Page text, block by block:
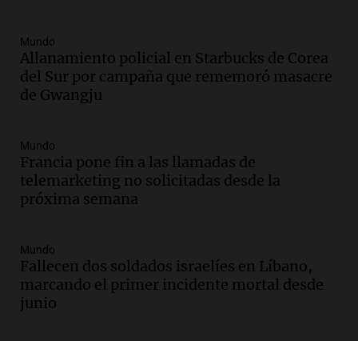
Audio.
Mundial de Natación de Invierno con
récords y atletas de 20 países
Amamos Argentina
Audio.
accidente fatal en San Luis dejó tres
jóvenes muertos y un herido grave
Panorama Federal
marcha atrás en la Ley de Tierras:
“Frenamos un saqueo de recursos”
Amamos Argentina
Episodios
Mundo
Allanamiento policial en Starbucks de Corea
del Sur por campaña que rememoró masacre
de Gwangju
Mundo
Francia pone fin a las llamadas de
telemarketing no solicitadas desde la
próxima semana
Mundo
Fallecen dos soldados israelíes en Líbano,
marcando el primer incidente mortal desde
junio